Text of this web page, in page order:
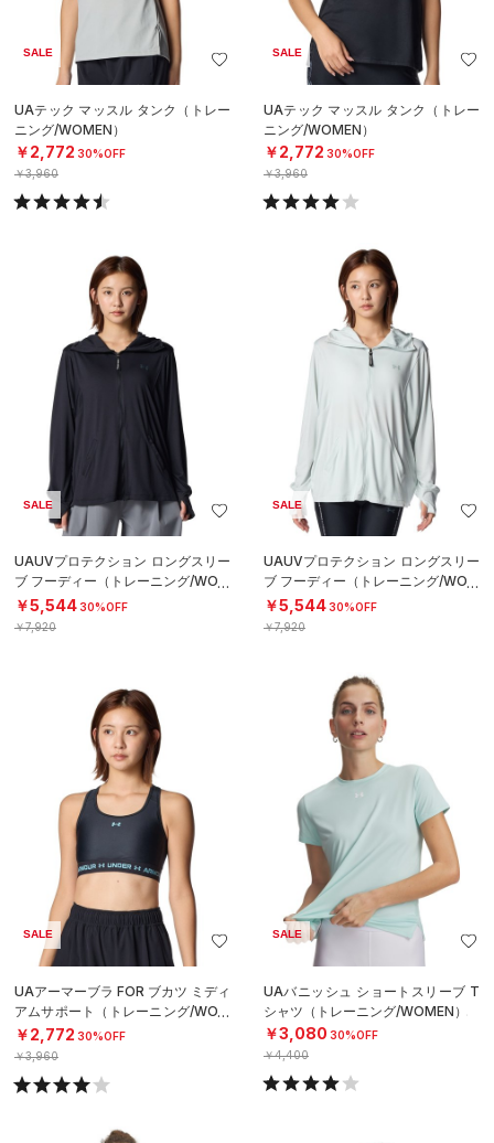
SALE
UAテック マッスル タンク（トレー
ニング/WOMEN）
￥2,772 30%OFF
￥3,960
SALE
UAテック マッスル タンク（トレー
ニング/WOMEN）
￥2,772 30%OFF
￥3,960
SALE
UAUVプロテクション ロングスリー
ブ フーディー（トレーニング/WOM
EN）
￥5,54430%OFF
￥7,920
SALE
UAUVプロテクション ロングスリー
ブ フーディー（トレーニング/WOM
EN）
￥5,54430%OFF
￥7,920
SALE
UAアーマーブラ FOR ブカツ ミディ
アムサポート（トレーニング/WOM
EN）
￥2,772 30%OFF
￥3,960
SALE
UAバニッシュ ショートスリーブ T
シャツ（トレーニング/WOMEN）
￥3,080 30%OFF
￥4,400